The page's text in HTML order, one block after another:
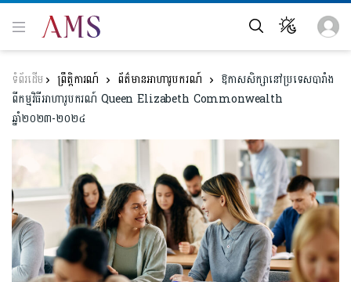
ព្រឹត្តិការណ៍ ព័ត៌មានអាហារូបករណ៍
ឱកាសសិក្សា​នៅប្រទេស​បារាំង
ពីកម្មវិធីអាហារូបករណ៍ Queen Elizabeth Commonwealth
ឆ្នាំ២០២៣-២០២៤